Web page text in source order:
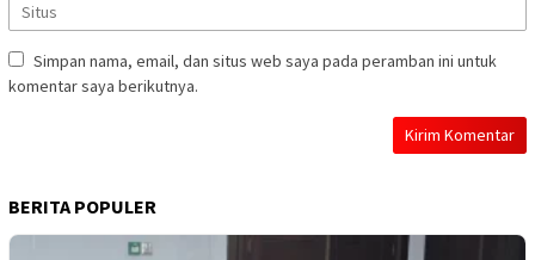
Simpan nama, email, dan situs web saya pada peramban ini untuk
komentar saya berikutnya.
BERITA POPULER